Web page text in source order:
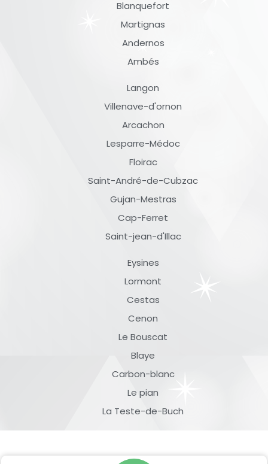
Blanquefort
Martignas
Andernos
Ambés
Langon
Villenave-d'ornon
Arcachon
Lesparre-Médoc
Floirac
Saint-André-de-Cubzac
Gujan-Mestras
Cap-Ferret
Saint-jean-d'Illac
Eysines
Lormont
Cestas
Cenon
Le Bouscat
Blaye
Carbon-blanc
Le pian
La Teste-de-Buch